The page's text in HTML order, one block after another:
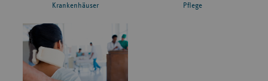
Krankenhäuser Pflege